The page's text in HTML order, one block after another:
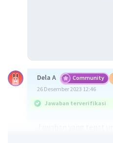
Dela A Community
26 Desember 2023 12:46
Jawaban terverifikasi